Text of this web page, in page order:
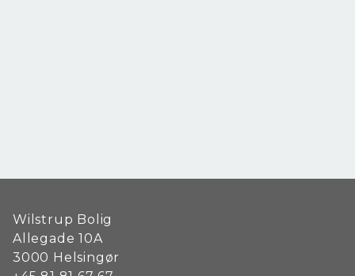
Wilstrup Bolig
Allegade 10A
3000 Helsingør